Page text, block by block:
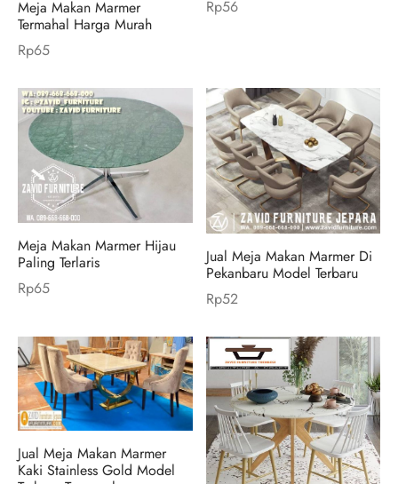
Meja Makan Marmer
Termahal Harga Murah
Rp65
Rp56
Meja Makan Marmer Hijau
Paling Terlaris
Rp65
Jual Meja Makan Marmer Di
Pekanbaru Model Terbaru
Rp52
Jual Meja Makan Marmer
Kaki Stainless Gold Model